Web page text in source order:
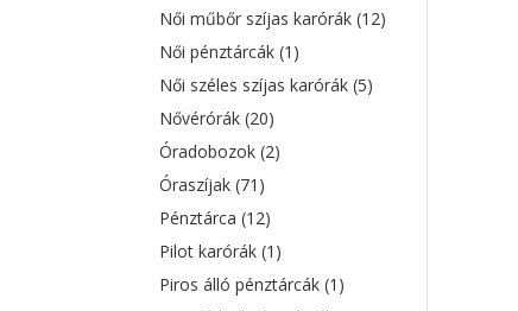
Női műbőr szíjas karórák(12)
Női pénztárcák(1)
Női széles szíjas karórák(5)
Nővérórák(20)
Óradobozok(2)
Óraszíjak(71)
Pénztárca(12)
Pilot karórák(1)
Piros álló pénztárcák(1)